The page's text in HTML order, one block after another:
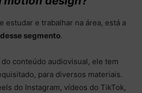
estudar e trabalhar na área, está a
segmento.
conteúdo audiovisual, ele tem
para diversos materiais.
do Instagram, vídeos do TikTok,